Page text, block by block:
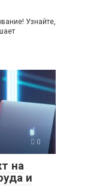
Узнайте,
0
на
и